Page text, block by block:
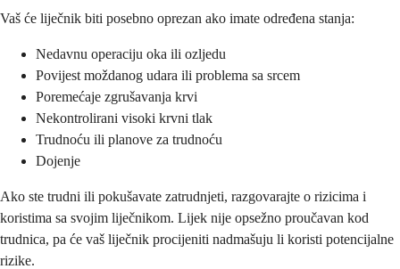
Vaš će liječnik biti posebno oprezan ako imate određena stanja:
Nedavnu operaciju oka ili ozljedu
Povijest moždanog udara ili problema sa srcem
Poremećaje zgrušavanja krvi
Nekontrolirani visoki krvni tlak
Trudnoću ili planove za trudnoću
Dojenje
Ako ste trudni ili pokušavate zatrudnjeti, razgovarajte o rizicima i
koristima sa svojim liječnikom. Lijek nije opsežno proučavan kod
trudnica, pa će vaš liječnik procijeniti nadmašuju li koristi potencijalne
rizike.